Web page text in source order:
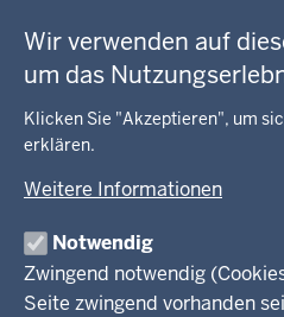
Wir verwenden auf
um das
Klicken Sie "Akzeptieren", um
erklären.
Weitere Informationen
Notwendig
Zwingend notwendig
Seite zwingend vorhanden
Fußzeile
Gesundheit und Soziales
Kommunales, Planung, Bauen und
Schule und Bildung
Wirtschaft und Kultur
GEOBASIS NRW
Ausbildung und Karriere
Geodaten-Anwendungen
Neues
Produkte und Dienste
TIM-online
Webdienste
Amtsblatt
Behördenleitung
Leitbild
Personalvertretung
Regierungsbezirk
Stellenangebote
Stellenangebote Schule
Praktikum
PRESSE
Mediathek
VERFAHREN UND